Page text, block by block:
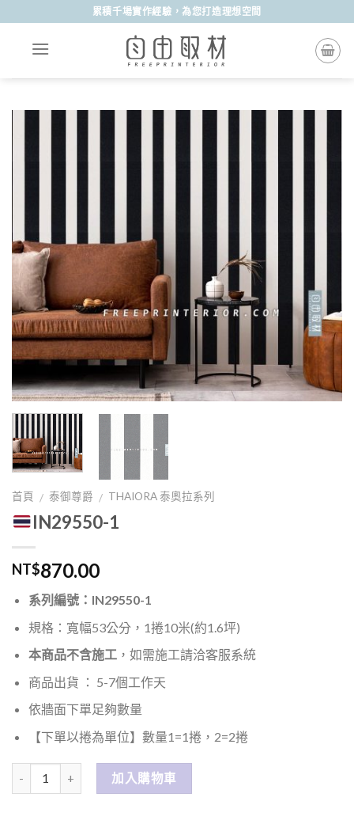
content
累積千場實作經驗，為您打造理想空間
首頁 / 泰御尊爵 / THAIORA 泰奧拉系列
IN29550-1
NT$870.00
系列編號：IN29550-1
規格：寬幅53公分，1捲10米(約1.6坪)
本商品不含施工，如需施工請洽客服系統
商品出貨 ： 5-7個工作天
依牆面下單足夠數量
【下單以捲為單位】數量1=1捲，2=2捲
加入購物車